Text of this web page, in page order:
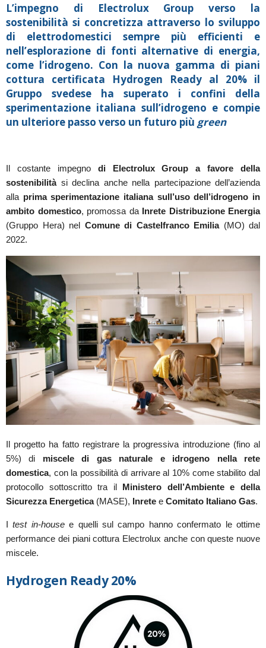
L’impegno di Electrolux Group verso la
sostenibilità si concretizza attraverso lo sviluppo
di elettrodomestici sempre più efficienti e
nell’esplorazione di fonti alternative di energia,
come l’idrogeno. Con la nuova gamma di piani
cottura certificata Hydrogen Ready al 20% il
Gruppo svedese ha superato i confini della
sperimentazione italiana sull’idrogeno e compie
un ulteriore passo verso un futuro più green
Il costante impegno di Electrolux Group a favore della
sostenibilità si declina anche nella partecipazione dell’azienda
alla prima sperimentazione italiana sull’uso dell’idrogeno in
ambito domestico, promossa da Inrete Distribuzione Energia
(Gruppo Hera) nel Comune di Castelfranco Emilia(MO) dal
2022.
Il progetto ha fatto registrare la progressiva introduzione (fino al
5%) di miscele di gas naturale e idrogeno nella rete
domestica, con la possibilità di arrivare al 10% come stabilito dal
protocollo sottoscritto tra il Ministero dell’Ambiente e della
Sicurezza Energetica(MASE), Inrete e Comitato Italiano Gas.
Itest in-housee quelli sul campo hanno confermato le ottime
performance dei piani cottura Electrolux anche con queste nuove
miscele.
Hydrogen Ready 20%